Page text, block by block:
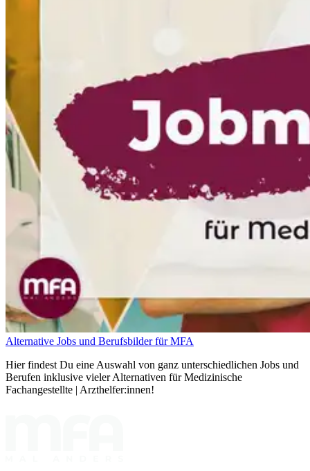
Alternative Jobs und Berufsbilder für MFA
Hier findest Du eine Auswahl von ganz unterschiedlichen Jobs und
Berufen inklusive vieler Alternativen für Medizinische
Fachangestellte | Arzthelfer:innen!